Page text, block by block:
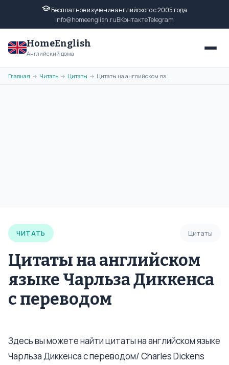
Бесплатное изучение английского с 2005 года
info@homeenglish.ruВКонтактеTelegram
HomeEnglish
Английский дома
Главная → Читать → Цитаты → Цитаты на английском языке Чарльза Диккенса с переводом
ЧИТАТЬ Цитаты
Цитаты на английском
языке Чарльза Диккенса
с переводом
Здесь вы можете найти цитаты на английском языке
Чарльза Диккенса с переводом/ Charles Dickens